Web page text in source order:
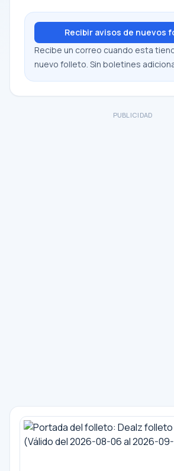
Recibir avisos de nuevos
Recibe un correo cuando esta
nuevo folleto. Sin boletines
PUBLICIDAD